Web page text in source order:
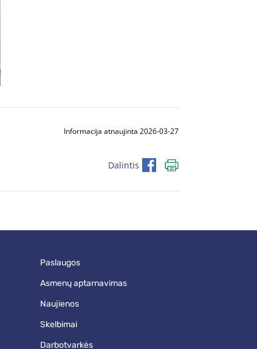
Informacija atnaujinta 2026-03-27
Dalintis
paslaugos
asmenų aptarnavimas
naujienos
skelbimai
darbotvarkės